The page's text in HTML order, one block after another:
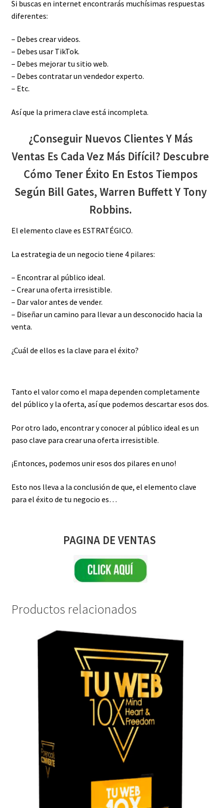
Si buscas en internet encontrarás muchísimas respuestas
diferentes:
– Debes crear videos.
– Debes usar TikTok.
– Debes mejorar tu sitio web.
– Debes contratar un vendedor experto.
– Etc.
Así que la primera clave está incompleta.
¿Conseguir Nuevos Clientes Y Más
Ventas Es Cada Vez Más Difícil? Descubre
Cómo Tener Éxito En Estos Tiempos
Según Bill Gates, Warren Buffett Y Tony
Robbins.
El elemento clave es ESTRATÉGICO.
La estrategia de un negocio tiene 4 pilares:
– Encontrar al público ideal.
– Crear una oferta irresistible.
– Dar valor antes de vender.
– Diseñar un camino para llevar a un desconocido hacia la
venta.
¿Cuál de ellos es la clave para el éxito?
Tanto el valor como el mapa dependen completamente
del público y la oferta, así que podemos descartar esos dos.
Por otro lado, encontrar y conocer al público ideal es un
paso clave para crear una oferta irresistible.
¡Entonces, podemos unir esos dos pilares en uno!
Esto nos lleva a la conclusión de que, el elemento clave
para el éxito de tu negocio es…
PAGINA DE VENTAS
Productos relacionados